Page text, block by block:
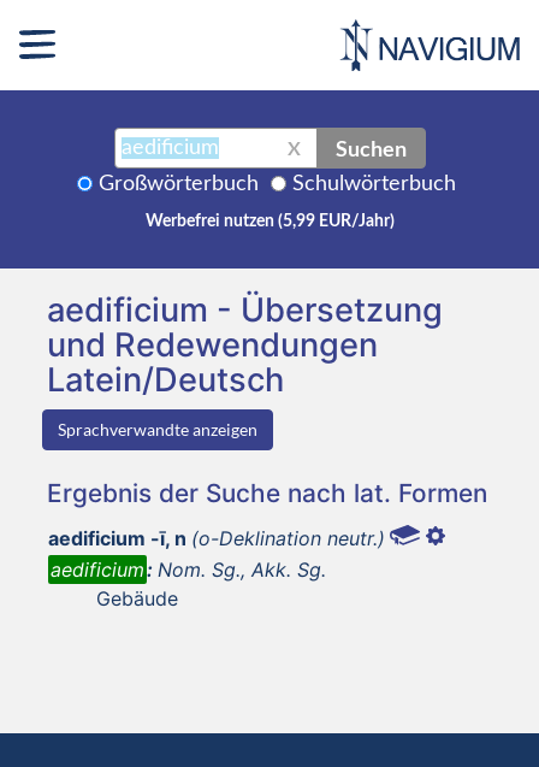
X Suchen
Großwörterbuch Schulwörterbuch
Werbefrei nutzen (5,99 EUR/Jahr)
aedificium - Übersetzung
und Redewendungen
Latein/Deutsch
Sprachverwandte anzeigen
Ergebnis der Suche nach lat. Formen
aedificium -ī, n (o-Deklination neutr.)
aedificium: Nom. Sg., Akk. Sg.
Gebäude